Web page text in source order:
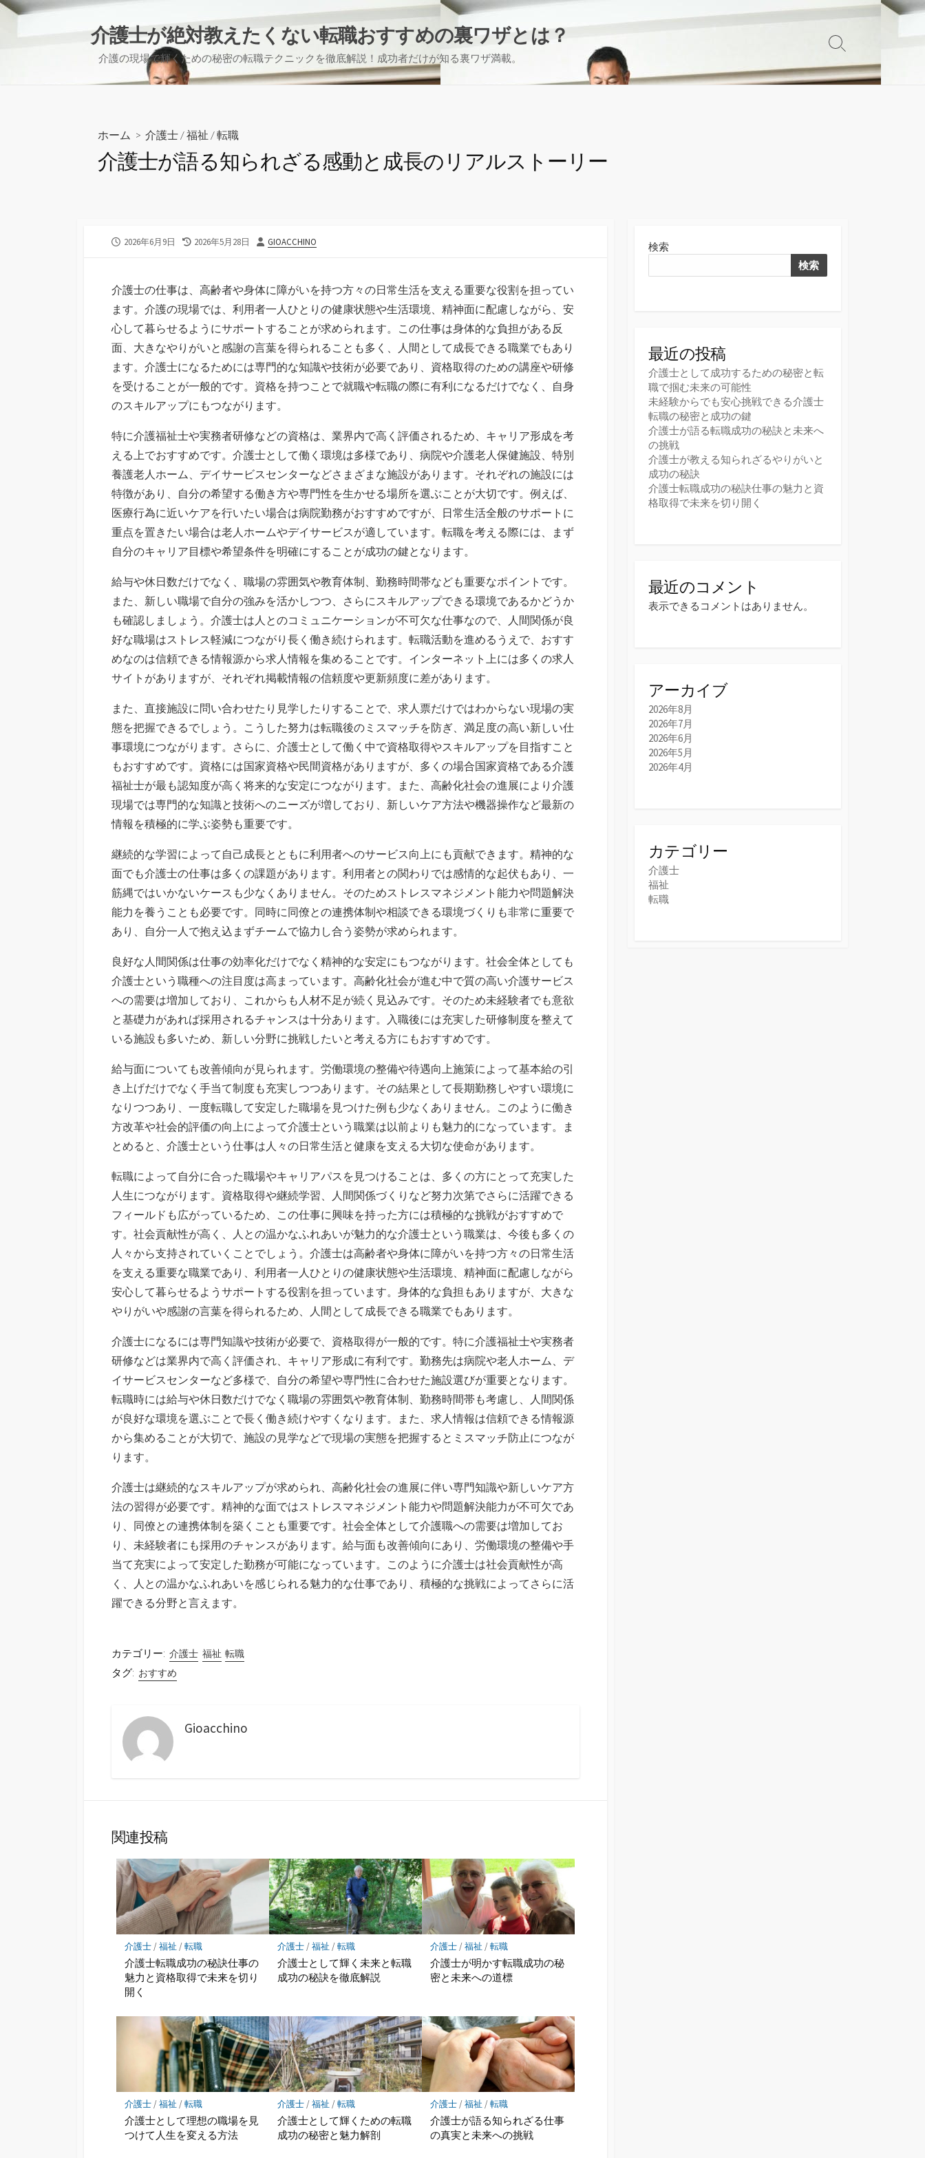
コ
介護士が絶対教えたくない転職おすすめの裏ワザとは？
介護の現場で輝くための秘密の転職テクニックを徹底解説！成功者だけが知る裏ワザ満載。
検
索
切
ホーム > 介護士 /福祉 /転職
介護士が語る知られざる感動と成長のリアルストーリー
公
2026年6月9日
最
日
2026年5月28日
投
GIOACCHINO
介護士の仕事は、高齢者や身体に障がいを持つ方々の日常生活を支える重要な役割を担ってい
ます。 介護の現場では、利用者一人ひとりの健康状態や生活環境、精神面に配慮しながら、安
心して暮らせるようにサポートすることが求められます。この仕事は身体的な負担がある反
面、大きなやりがいと感謝の言葉を得られることも多く、人間として成長できる職業でもあり
ます。介護士になるためには専門的な知識や技術が必要であり、資格取得のための講座や研修
を受けることが一般的です。資格を持つことで就職や転職の際に有利になるだけでなく、自身
のスキルアップにもつながります。
特に介護福祉士や実務者研修などの資格は、業界内で高く評価されるため、キャリア形成を考
える上でおすすめです。介護士として働く環境は多様であり、病院や介護老人保健施設、特別
養護老人ホーム、デイサービスセンターなどさまざまな施設があります。それぞれの施設には
特徴があり、自分の希望する働き方や専門性を生かせる場所を選ぶことが大切です。例えば、
医療行為に近いケアを行いたい場合は病院勤務がおすすめですが、日常生活全般のサポートに
重点を置きたい場合は老人ホームやデイサービスが適しています。転職を考える際には、まず
自分のキャリア目標や希望条件を明確にすることが成功の鍵となります。
給与や休日数だけでなく、職場の雰囲気や教育体制、勤務時間帯なども重要なポイントです。
また、新しい職場で自分の強みを活かしつつ、さらにスキルアップできる環境であるかどうか
も確認しましょう。介護士は人とのコミュニケーションが不可欠な仕事なので、人間関係が良
好な職場はストレス軽減につながり長く働き続けられます。転職活動を進めるうえで、おすす
めなのは信頼できる情報源から求人情報を集めることです。インターネット上には多くの求人
サイトがありますが、それぞれ掲載情報の信頼度や更新頻度に差があります。
また、直接施設に問い合わせたり見学したりすることで、求人票だけではわからない現場の実
態を把握できるでしょう。こうした努力は転職後のミスマッチを防ぎ、満足度の高い新しい仕
事環境につながります。さらに、介護士として働く中で資格取得やスキルアップを目指すこと
もおすすめです。資格には国家資格や民間資格がありますが、多くの場合国家資格である介護
福祉士が最も認知度が高く将来的な安定につながります。また、高齢化社会の進展により介護
現場では専門的な知識と技術へのニーズが増しており、新しいケア方法や機器操作など最新の
情報を積極的に学ぶ姿勢も重要です。
継続的な学習によって自己成長とともに利用者へのサービス向上にも貢献できます。精神的な
面でも介護士の仕事は多くの課題があります。利用者との関わりでは感情的な起伏もあり、一
筋縄ではいかないケースも少なくありません。そのためストレスマネジメント能力や問題解決
能力を養うことも必要です。同時に同僚との連携体制や相談できる環境づくりも非常に重要で
あり、自分一人で抱え込まずチームで協力し合う姿勢が求められます。
良好な人間関係は仕事の効率化だけでなく精神的な安定にもつながります。社会全体としても
介護士という職種への注目度は高まっています。高齢化社会が進む中で質の高い介護サービス
への需要は増加しており、これからも人材不足が続く見込みです。そのため未経験者でも意欲
と基礎力があれば採用されるチャンスは十分あります。入職後には充実した研修制度を整えて
いる施設も多いため、新しい分野に挑戦したいと考える方にもおすすめです。
給与面についても改善傾向が見られます。労働環境の整備や待遇向上施策によって基本給の引
き上げだけでなく手当て制度も充実しつつあります。その結果として長期勤務しやすい環境に
なりつつあり、一度転職して安定した職場を見つけた例も少なくありません。このように働き
方改革や社会的評価の向上によって介護士という職業は以前よりも魅力的になっています。ま
とめると、介護士という仕事は人々の日常生活と健康を支える大切な使命があります。
転職によって自分に合った職場やキャリアパスを見つけることは、多くの方にとって充実した
人生につながります。資格取得や継続学習、人間関係づくりなど努力次第でさらに活躍できる
フィールドも広がっているため、この仕事に興味を持った方には積極的な挑戦がおすすめで
す。社会貢献性が高く、人との温かなふれあいが魅力的な介護士という職業は、今後も多くの
人々から支持されていくことでしょう。介護士は高齢者や身体に障がいを持つ方々の日常生活
を支える重要な職業であり、利用者一人ひとりの健康状態や生活環境、精神面に配慮しながら
安心して暮らせるようサポートする役割を担っています。身体的な負担もありますが、大きな
やりがいや感謝の言葉を得られるため、人間として成長できる職業でもあります。
介護士になるには専門知識や技術が必要で、資格取得が一般的です。特に介護福祉士や実務者
研修などは業界内で高く評価され、キャリア形成に有利です。勤務先は病院や老人ホーム、デ
イサービスセンターなど多様で、自分の希望や専門性に合わせた施設選びが重要となります。
転職時には給与や休日数だけでなく職場の雰囲気や教育体制、勤務時間帯も考慮し、人間関係
が良好な環境を選ぶことで長く働き続けやすくなります。また、求人情報は信頼できる情報源
から集めることが大切で、施設の見学などで現場の実態を把握するとミスマッチ防止につなが
ります。
介護士は継続的なスキルアップが求められ、高齢化社会の進展に伴い専門知識や新しいケア方
法の習得が必要です。精神的な面ではストレスマネジメント能力や問題解決能力が不可欠であ
り、同僚との連携体制を築くことも重要です。社会全体として介護職への需要は増加してお
り、未経験者にも採用のチャンスがあります。給与面も改善傾向にあり、労働環境の整備や手
当て充実によって安定した勤務が可能になっています。このように介護士は社会貢献性が高
く、人との温かなふれあいを感じられる魅力的な仕事であり、積極的な挑戦によってさらに活
躍できる分野と言えます。
カテゴリー: 介護士 福祉 転職
タグ: おすすめ
Gioacchino
関連投稿
介護士/福祉/転職
介護士転職成功の秘訣仕事の
魅力と資格取得で未来を切り
開く
介護士/福祉/転職
介護士として輝く未来と転職
成功の秘訣を徹底解説
介護士/福祉/転職
介護士が明かす転職成功の秘
密と未来への道標
介護士/福祉/転職
介護士として理想の職場を見
つけて人生を変える方法
介護士/福祉/転職
介護士として輝くための転職
成功の秘密と魅力解剖
介護士/福祉/転職
介護士が語る知られざる仕事
の真実と未来への挑戦
検索
検索
最近の投稿
介護士として成功するための秘密と転
職で掴む未来の可能性
未経験からでも安心挑戦できる介護士
転職の秘密と成功の鍵
介護士が語る転職成功の秘訣と未来へ
の挑戦
介護士が教える知られざるやりがいと
成功の秘訣
介護士転職成功の秘訣仕事の魅力と資
格取得で未来を切り開く
最近のコメント
表示できるコメントはありません。
アーカイブ
2026年8月
2026年7月
2026年6月
2026年5月
2026年4月
カテゴリー
介護士
福祉
転職